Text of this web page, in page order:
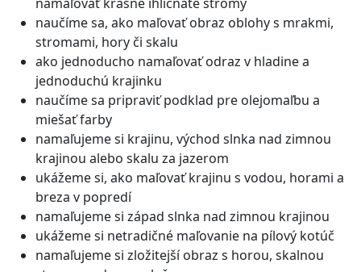
naučíme sa, ako maľovať obraz oblohy s mrakmi,
stromami, hory či skalu
ako jednoducho namaľovať odraz v hladine a
jednoduchú krajinku
naučíme sa pripraviť podklad pre olejomaľbu a
miešať farby
namaľujeme si krajinu, východ slnka nad zimnou
krajinou alebo skalu za jazerom
ukážeme si, ako maľovať krajinu s vodou, horami a
breza v popredí
namaľujeme si západ slnka nad zimnou krajinou
ukážeme si netradičné maľovanie na pílový kotúč
namaľujeme si zložitejší obraz s horou, skalnou